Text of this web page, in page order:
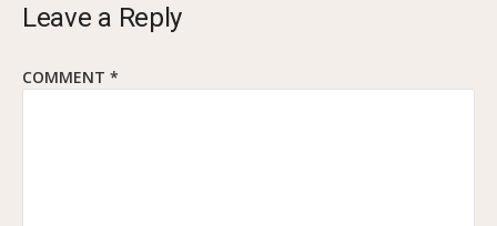
Leave a Reply
COMMENT *